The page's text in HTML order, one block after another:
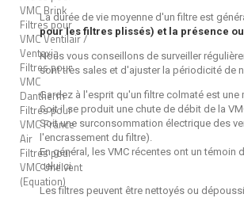
VMC Brink
Filtres pour
VMC Ventilair /
Ventaxia
Filtres pour
VMC
Dantherm
Filtres pour
VMC France
Air
Filtres pour
VMC Unelvent
(Equation)
La durée de vie moyenne d'un filtre est
pour les filtres plissés) et la présence
Nous vous conseillons de surveiller
sont très sales et d'ajuster la périodicité de
Gardez à l'esprit qu'un filtre colmaté est
Soit il se produit une chute de débit de la
Soit une surconsommation électrique des
l'encrassement du filtre).
En général, les VMC récentes ont un
celui ci.
Les filtres peuvent être nettoyés ou